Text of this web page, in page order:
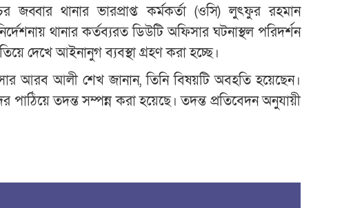
থানার ভারপ্রাপ্ত কর্মকর্তা (ওসি) লুৎফুর রহমান
থানার কর্তব্যরত ডিউটি অফিসার ঘটনাস্থল পরিদর্শন
দেখে আইনানুগ ব্যবস্থা গ্রহণ করা হচ্ছে।
আরব আলী শেখ জানান, তিনি বিষয়টি অবহতি হয়েছেন।
পাঠিয়ে তদন্ত সম্পন্ন করা হয়েছে। তদন্ত প্রতিবেদন অনুযায়ী